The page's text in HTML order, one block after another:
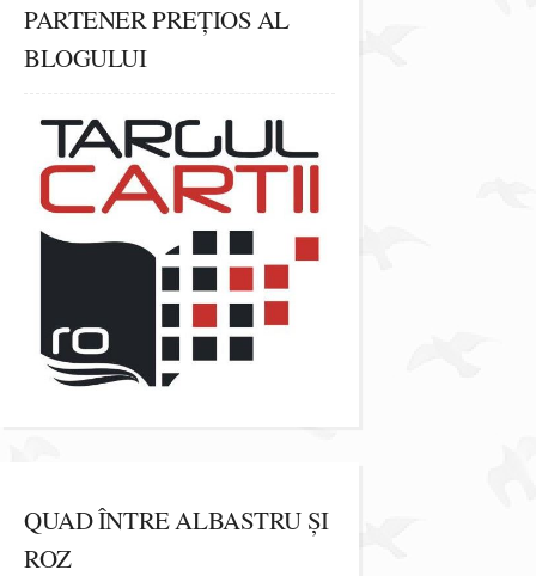
PARTENER PREȚIOS AL
BLOGULUI
QUAD ÎNTRE ALBASTRU ȘI
ROZ